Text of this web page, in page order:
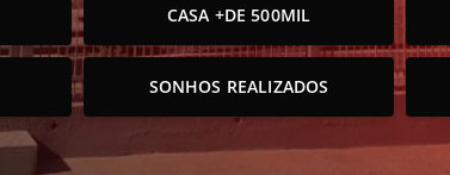
CASA +DE 500MIL
SONHOS REALIZADOS